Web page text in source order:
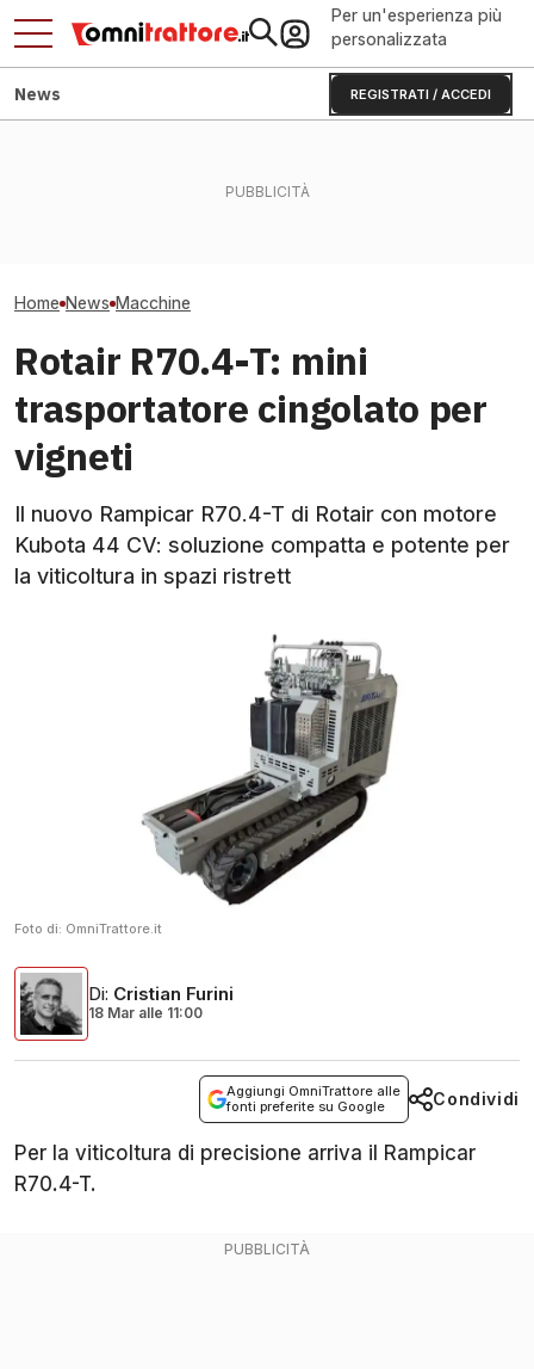
Per un'esperienza più
personalizzata
REGISTRATI / ACCEDI
News
Home News Macchine
Rotair R70.4-T: mini
trasportatore cingolato per
vigneti
Il nuovo Rampicar R70.4-T di Rotair con motore
Kubota 44 CV: soluzione compatta e potente per
la viticoltura in spazi ristrett
Foto di: OmniTrattore.it
Di: Cristian Furini
18 Mar alle 11:00
Aggiungi OmniTrattore alle
fonti preferite su Google
Condividi
Per la viticoltura di precisione arriva il Rampicar
R70.4-T.